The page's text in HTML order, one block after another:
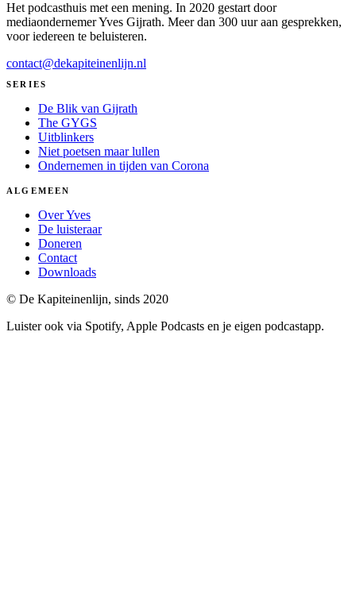
Het podcasthuis met een mening. In 2020 gestart door
mediaondernemer Yves Gijrath. Meer dan 300 uur aan gesprekken,
voor iedereen te beluisteren.
contact@dekapiteinenlijn.nl
SERIES
De Blik van Gijrath
The GYGS
Uitblinkers
Niet poetsen maar lullen
Ondernemen in tijden van Corona
ALGEMEEN
Over Yves
De luisteraar
Doneren
Contact
Downloads
© De Kapiteinenlijn, sinds 2020
Luister ook via Spotify, Apple Podcasts en je eigen podcastapp.